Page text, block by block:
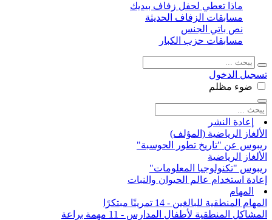
ماذا تعطي لحفل زفاف بيديك
مسابقات الزفاف الحديثة
نص باتي الجنس
مسابقات حزب الكبار
تسجيل الدخول
ضوء مظلم
إعادة النشر
الألغاز الرياضية (المؤلف)
ريبوس عن "تاريخ تطور الحوسبة"
الألغاز الرياضية
ريبوس "تكنولوجيا المعلومات"
إعادة استخدام عالم الحيوان والنبات
المهام
المهام المنطقية للبالغين - 14 تمرينًا مبتكرًا
المشاكل المنطقية لأطفال المدارس - 11 مهمة براعة